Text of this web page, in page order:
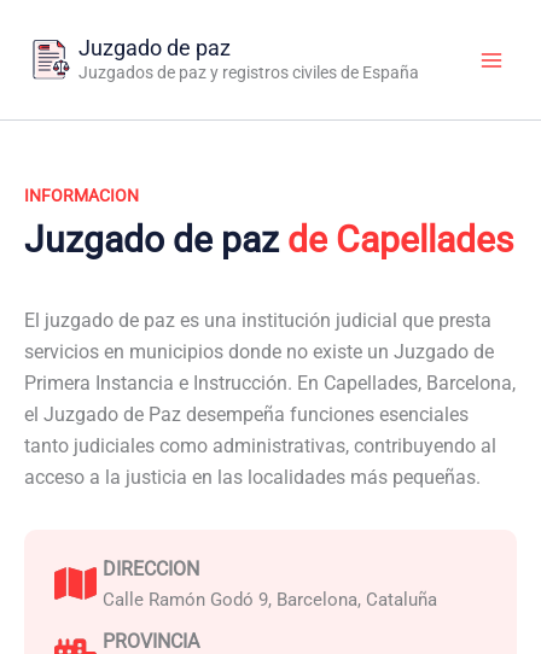
contenido
Juzgado de paz
Juzgados de paz y registros civiles de España
INFORMACION
Juzgado de paz de Capellades
El juzgado de paz es una institución judicial que presta
servicios en municipios donde no existe un Juzgado de
Primera Instancia e Instrucción. En Capellades, Barcelona,
el Juzgado de Paz desempeña funciones esenciales
tanto judiciales como administrativas, contribuyendo al
acceso a la justicia en las localidades más pequeñas.
DIRECCION
Calle Ramón Godó 9, Barcelona, Cataluña
PROVINCIA